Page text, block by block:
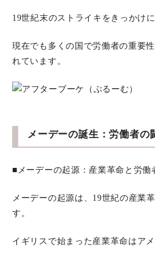
19世紀末のストライキをきっかけ
現在でも多くの国で労働者の重要
れています。
メーデーの誕生：労働者の
■メーデーの起源：産業革命と労働
メーデーの起源は、19世紀の産業
す。
イギリスで始まった産業革命はア